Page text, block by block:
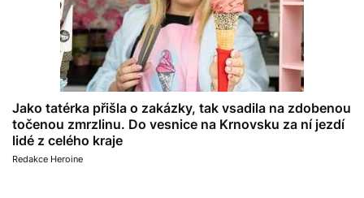
Jako tatérka přišla o zakázky, tak vsadila na zdobenou
točenou zmrzlinu. Do vesnice na Krnovsku za ní jezdí
lidé z celého kraje
Redakce Heroine